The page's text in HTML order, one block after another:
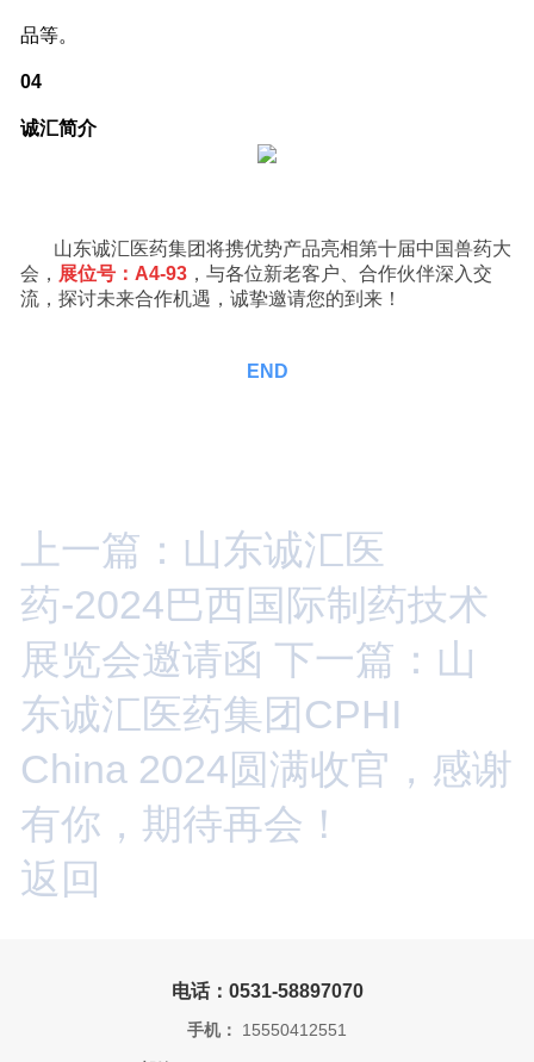
品等。
04
诚汇简介
山东诚汇医药集团将携优势产品亮相第十届中国兽药大
会， 展位号：A4-93，与各位新老客户、合作伙伴深入交
流，探讨未来合作机遇，诚挚邀请您的到来！
END
上一篇：山东诚汇医
药-2024巴西国际制药技术
展览会邀请函 下一篇：山
东诚汇医药集团CPHI
China 2024圆满收官，感谢
有你，期待再会！
返回
电话：0531-58897070
手机： 15550412551